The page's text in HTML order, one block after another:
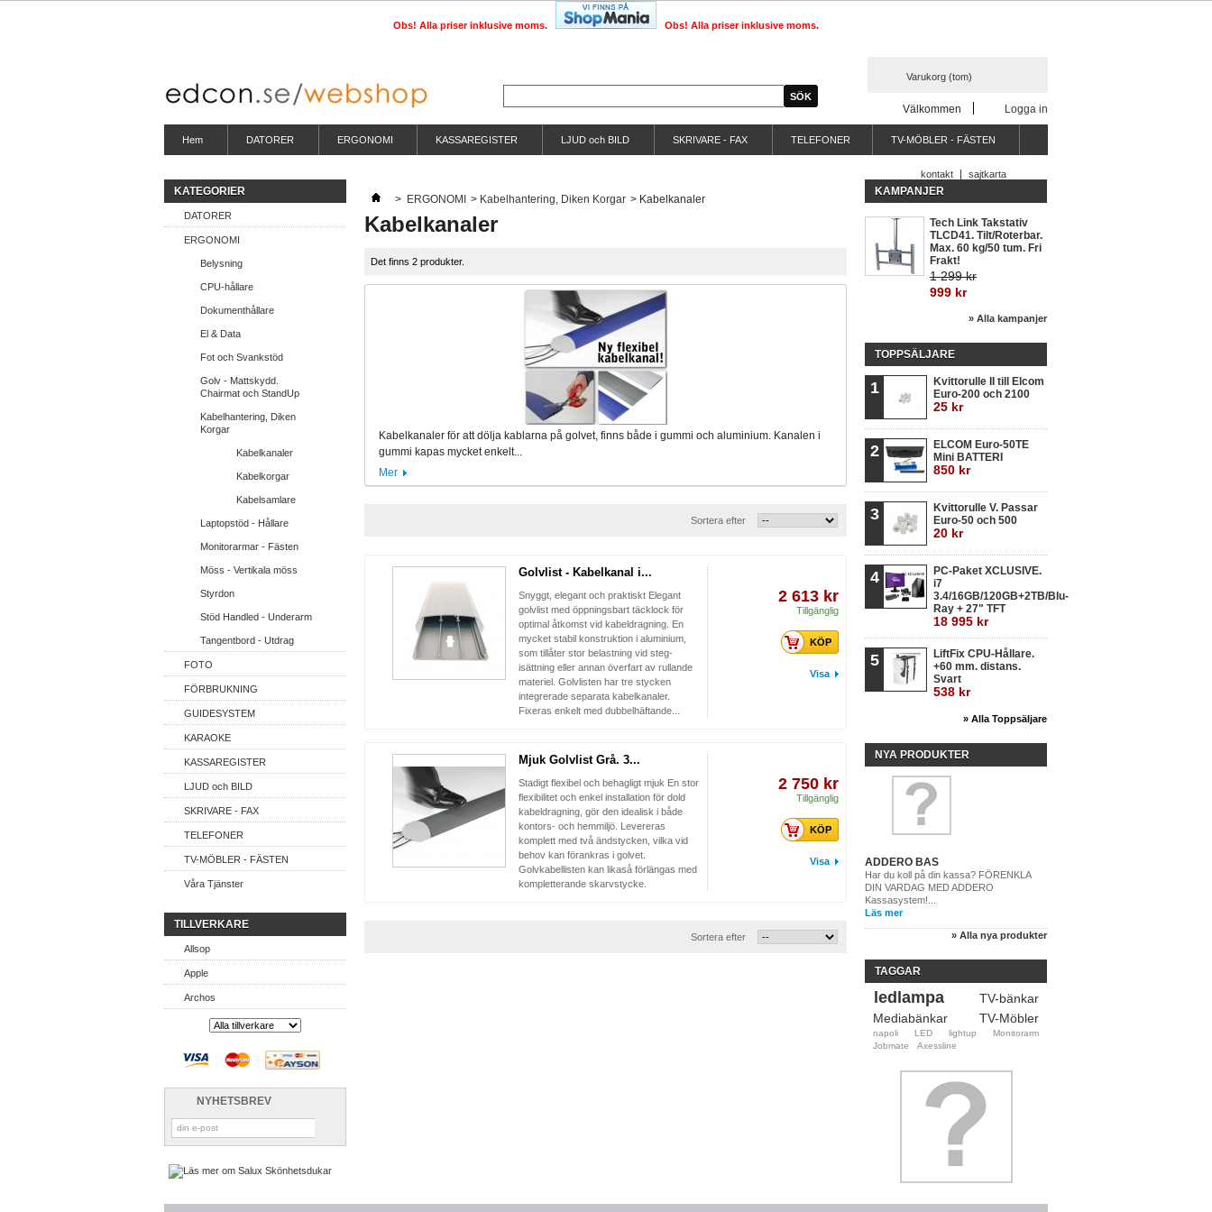
Obs! Alla priser inklusive moms. Obs! Alla priser inklusive moms.
Varukorg (tom)
Välkommen Logga in
Hem DATORER ERGONOMI KASSAREGISTER LJUD och BILD SKRIVARE - FAX TELEFONER TV-MÖBLER - FÄSTEN
kontakt sajtkarta
KATEGORIER
DATORER
ERGONOMI
Belysning
CPU-hållare
Dokumenthållare
El & Data
Fot och Svankstöd
Golv - Mattskydd.
Chairmat och StandUp
Kabelhantering, Diken
Korgar
Kabelkanaler
Kabelkorgar
Kabelsamlare
Laptopstöd - Hållare
Monitorarmar - Fästen
Möss - Vertikala möss
Styrdon
Stöd Handled - Underarm
Tangentbord - Utdrag
FOTO
FÖRBRUKNING
GUIDESYSTEM
KARAOKE
KASSAREGISTER
LJUD och BILD
SKRIVARE - FAX
TELEFONER
TV-MÖBLER - FÄSTEN
Våra Tjänster
TILLVERKARE
Allsop
Apple
Archos
NYHETSBREV
> ERGONOMI > Kabelhantering, Diken Korgar > Kabelkanaler
Kabelkanaler
Det finns 2 produkter.
Kabelkanaler för att dölja kablarna på golvet, finns både i gummi och aluminium. Kanalen i
gummi kapas mycket enkelt...
Mer
Sortera efter
Golvlist - Kabelkanal i...
Snyggt, elegant och praktiskt Elegant
golvlist med öppningsbart täcklock för
optimal åtkomst vid kabeldragning. En
mycket stabil konstruktion i aluminium,
som tillåter stor belastning vid steg-
isättning eller annan överfart av rullande
materiel. Golvlisten har tre stycken
integrerade separata kabelkanaler.
Fixeras enkelt med dubbelhäftande...
2 613 kr
Tillgänglig
KÖP
Visa
Mjuk Golvlist Grå. 3...
Stadigt flexibel och behagligt mjuk En stor
flexibilitet och enkel installation för dold
kabeldragning, gör den idealisk i både
kontors- och hemmiljö. Levereras
komplett med två ändstycken, vilka vid
behov kan förankras i golvet.
Golvkabellisten kan likaså förlängas med
kompletterande skarvstycke.
2 750 kr
Tillgänglig
KÖP
Visa
Sortera efter
KAMPANJER
Tech Link Takstativ
TLCD41. Tilt/Roterbar.
Max. 60 kg/50 tum. Fri
Frakt!
1 299 kr
999 kr
» Alla kampanjer
TOPPSÄLJARE
1
Kvittorulle II till Elcom
Euro-200 och 2100
25 kr
2
ELCOM Euro-50TE
Mini BATTERI
850 kr
3
Kvittorulle V. Passar
Euro-50 och 500
20 kr
4
PC-Paket XCLUSIVE.
i7
3.4/16GB/120GB+2TB/Blu-
Ray + 27" TFT
18 995 kr
5
LiftFix CPU-Hållare.
+60 mm. distans.
Svart
538 kr
» Alla Toppsäljare
NYA PRODUKTER
ADDERO BAS
Har du koll på din kassa? FÖRENKLA
DIN VARDAG MED ADDERO
Kassasystem!...
Läs mer
» Alla nya produkter
TAGGAR
ledlampa
TV-bänkar
Mediabänkar
TV-Möbler
napoli LED lightup
Monitorarm
Jobmate
Axessline